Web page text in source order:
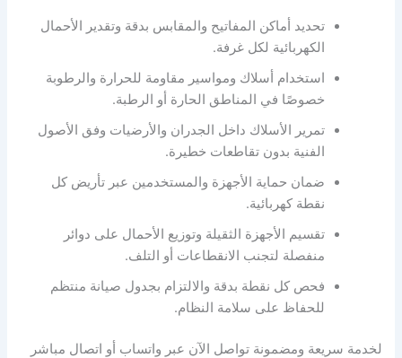
تحديد أماكن المفاتيح والمقابس بدقة وتقدير الأحمال
الكهربائية لكل غرفة.
استخدام أسلاك ومواسير مقاومة للحرارة والرطوبة
خصوصًا في المناطق الحارة أو الرطبة.
تمرير الأسلاك داخل الجدران والأرضيات وفق الأصول
الفنية بدون تقاطعات خطيرة.
ضمان حماية الأجهزة والمستخدمين عبر تأريض كل
نقطة كهربائية.
تقسيم الأجهزة الثقيلة وتوزيع الأحمال على دوائر
منفصلة لتجنب الانقطاعات أو التلف.
فحص كل نقطة بدقة والالتزام بجدول صيانة منتظم
للحفاظ على سلامة النظام.
لخدمة سريعة ومضمونة تواصل الآن عبر واتساب أو اتصال مباشر